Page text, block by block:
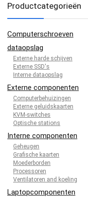
Productcategorieën
Computerschroeven
dataopslag
Externe harde schijven
Externe SSD's
Interne dataopslag
Externe componenten
Computerbehuizingen
Externe geluidskaarten
KVM-switches
Optische stations
Interne componenten
Geheugen
Grafische kaarten
Moederborden
Processoren
Ventilatoren and koeling
Laptopcomponenten